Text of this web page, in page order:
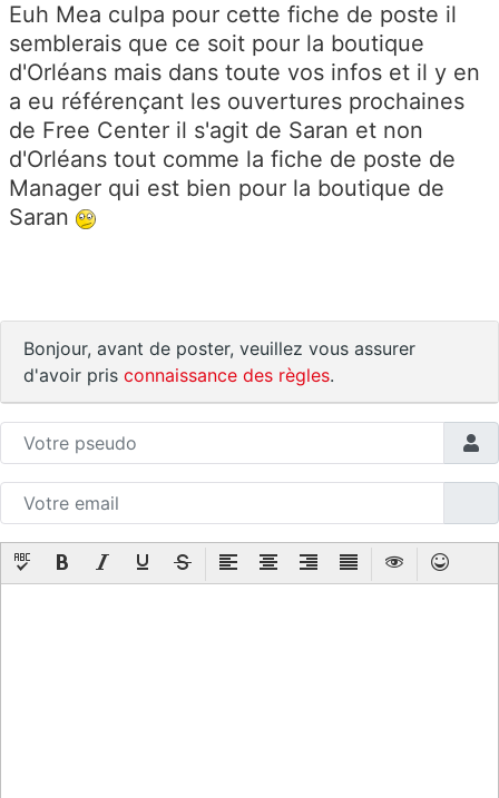
Euh Mea culpa pour cette fiche de poste il
semblerais que ce soit pour la boutique
d'Orléans mais dans toute vos infos et il y en
a eu référençant les ouvertures prochaines
de Free Center il s'agit de Saran et non
d'Orléans tout comme la fiche de poste de
Manager qui est bien pour la boutique de
Saran
Bonjour, avant de poster, veuillez vous assurer
d'avoir pris connaissance des règles.